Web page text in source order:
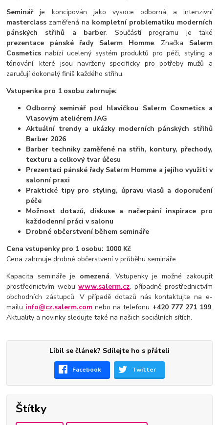
Seminářje koncipován jako vysoce odborná a intenzivní
masterclass zaměřená na kompletní problematiku moderních
pánských střihů a barber. Součástí programu je také
prezentace pánské řady Salerm Homme. Značka Salerm
Cosmetics nabízí ucelený systém produktů pro péči, styling a
tónování, které jsou navrženy specificky pro potřeby mužů a
zaručují dokonalý finiš každého střihu.
Vstupenka pro 1 osobu zahrnuje:
Odborný seminář pod hlavičkou Salerm Cosmetics a
Vlasovým ateliérem JAG
Aktuální trendy a ukázky moderních pánských střihů
Barber 2026
Barber techniky zaměřené na střih, kontury, přechody,
texturu a celkový tvar účesu
Prezentaci pánské řady Salerm Homme a jejího využití v
salonní praxi
Praktické tipy pro styling, úpravu vlasů a doporučení
péče
Možnost dotazů, diskuse a načerpání inspirace pro
každodenní práci v salonu
Drobné občerstvení během semináře
Cena vstupenky pro 1 osobu: 1000 Kč
Cena zahrnuje drobné občerstvení v průběhu semináře.
Kapacita semináře je omezená. Vstupenky je možné zakoupit
prostřednictvím webuwww.salerm.cz, případně prostřednictvím
obchodních zástupců. V případě dotazů nás kontaktujte na e-
mailu info@cz.salerm.com nebo na telefonu +420 777 271 199.
Aktuality a novinky sledujte také na našich sociálních sítích.
Líbil se článek? Sdílejte ho s přáteli
Facebook Twitter
Štítky